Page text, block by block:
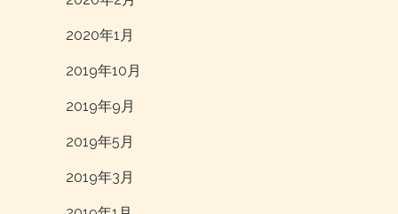
2020年1月
2019年10月
2019年9月
2019年5月
2019年3月